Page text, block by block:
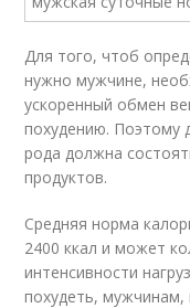
Для того, чтоб
нужно мужчине,
ускоренный обмен
похудению. Поэтому
рода должна
продуктов.
Средняя норма
2400 ккал и может
интенсивности
похудеть,